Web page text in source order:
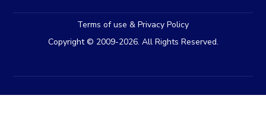
Terms of use & Privacy Policy
Copyright © 2009-2026. All Rights Reserved.